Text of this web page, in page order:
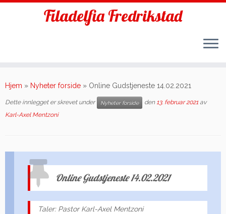
to
Filadelfia Fredrikstad
Hjem » Nyheter forside » Online Gudstjeneste 14.02.2021
Dette innlegget er skrevet under Nyheter forside den 13. februar 2021 av
Karl-Axel Mentzoni
Online Gudstjeneste 14.02.2021
Taler: Pastor Karl-Axel Mentzoni